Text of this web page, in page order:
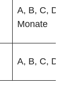
A, B, C, D
Monate
A, B, C, D